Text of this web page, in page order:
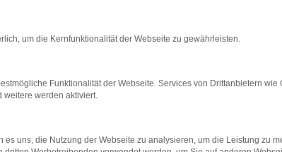
das Laden bestimmter Seiten verhindern.
um die Kernfunktionalität der Webseite zu gewährleisten.
Funktionalität der Webseite. Services von Drittanbietern wie
weitere werden aktiviert.
es uns, die Nutzung der Webseite zu analysieren, um die Leistung zu